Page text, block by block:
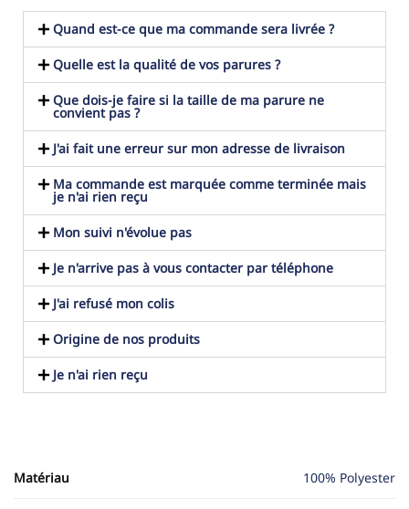
Quand est-ce que ma commande sera livrée ?
Quelle est la qualité de vos parures ?
Que dois-je faire si la taille de ma parure ne
convient pas ?
J'ai fait une erreur sur mon adresse de livraison
Ma commande est marquée comme terminée mais
je n'ai rien reçu
Mon suivi n'évolue pas
Je n'arrive pas à vous contacter par téléphone
J'ai refusé mon colis
Origine de nos produits
Je n'ai rien reçu
Matériau 100% Polyester